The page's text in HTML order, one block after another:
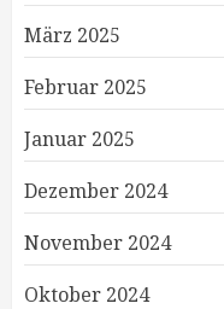
März 2025
Februar 2025
Januar 2025
Dezember 2024
November 2024
Oktober 2024